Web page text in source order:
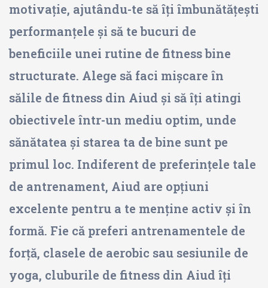
motivație, ajutându-te să îți îmbunătățești
performanțele și să te bucuri de
beneficiile unei rutine de fitness bine
structurate. Alege să faci mișcare în
sălile de fitness din Aiud și să îți atingi
obiectivele într-un mediu optim, unde
sănătatea și starea ta de bine sunt pe
primul loc. Indiferent de preferințele tale
de antrenament, Aiud are opțiuni
excelente pentru a te menține activ și în
formă. Fie că preferi antrenamentele de
forță, clasele de aerobic sau sesiunile de
yoga, cluburile de fitness din Aiud îți